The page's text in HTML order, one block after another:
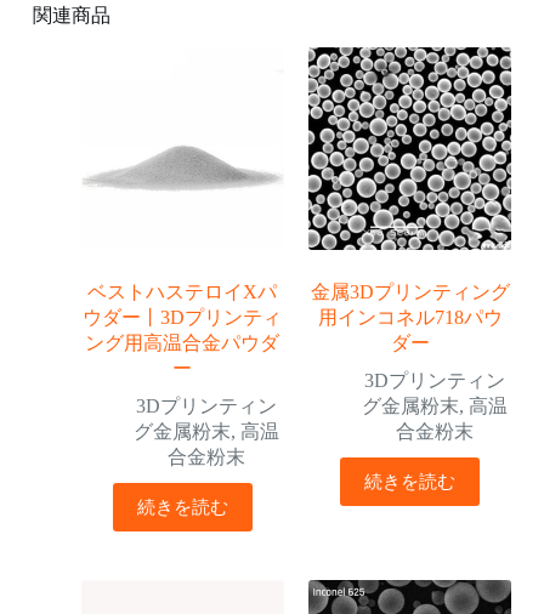
関連商品
ベストハステロイXパ
ウダー丨3Dプリンティ
ング用高温合金パウダ
ー
3Dプリンティン
グ金属粉末,高温
合金粉末
続きを読む
金属3Dプリンティング
用インコネル718パウ
ダー
3Dプリンティン
グ金属粉末, 高温
合金粉末
続きを読む